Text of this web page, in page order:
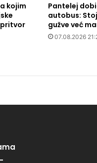
kojim
pritvor
Pantelej
autobus:
gužve već
07.08.2026